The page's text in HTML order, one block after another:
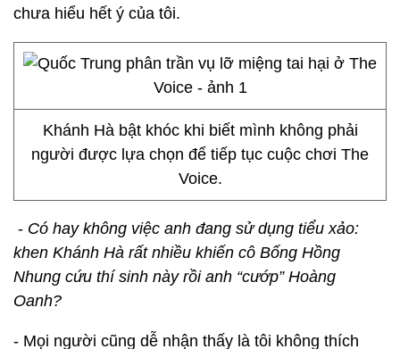
chưa hiểu hết ý của tôi.
Khánh Hà bật khóc khi biết mình không phải
người được lựa chọn để tiếp tục cuộc chơi The
Voice.
- Có hay không việc anh đang sử dụng tiểu xảo:
khen Khánh Hà rất nhiều khiến cô Bống Hồng
Nhung cứu thí sinh này rồi anh “cướp” Hoàng
Oanh?
- Mọi người cũng dễ nhận thấy là tôi không thích